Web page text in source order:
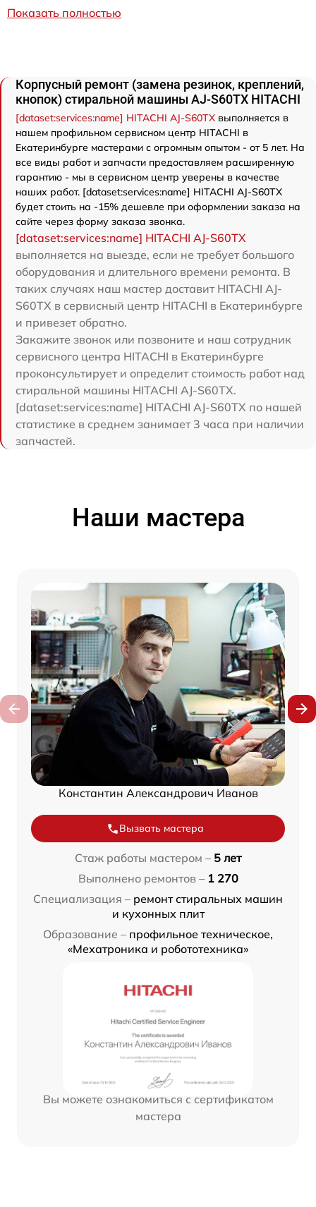
Показать полностью
Корпусный ремонт (замена резинок, креплений,
кнопок) стиральной машины AJ-S60TX HITACHI
[dataset:services:name] HITACHI AJ-S60TX выполняется в
нашем профильном сервисном центр HITACHI в
Екатеринбурге мастерами с огромным опытом - от 5 лет. На
все виды работ и запчасти предоставляем расширенную
гарантию - мы в сервисном центр уверены в качестве
наших работ. [dataset:services:name] HITACHI AJ-S60TX
будет стоить на -15% дешевле при оформлении заказа на
сайте через форму заказа звонка.
[dataset:services:name] HITACHI AJ-S60TX
выполняется на выезде, если не требует большого
оборудования и длительного времени ремонта. В
таких случаях наш мастер доставит HITACHI AJ-
S60TX в сервисный центр HITACHI в Екатеринбурге
и привезет обратно.
Закажите звонок или позвоните и наш сотрудник
сервисного центра HITACHI в Екатеринбурге
проконсультирует и определит стоимость работ над
стиральной машины HITACHI AJ-S60TX.
[dataset:services:name] HITACHI AJ-S60TX по нашей
статистике в среднем занимает 3 часа при наличии
запчастей.
Наши мастера
Константин Александрович Иванов
Вызвать мастера
Стаж работы мастером – 5 лет
Выполнено ремонтов – 1 270
Специализация – ремонт стиральных машин
и кухонных плит
Образование – профильное техническое,
«Мехатроника и робототехника»
Вы можете ознакомиться с сертификатом
мастера